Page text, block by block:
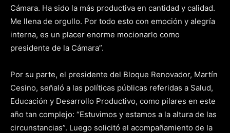
Cámara. Ha sido la más productiva en cantidad y calidad.
Me llena de orgullo. Por todo esto con emoción y alegría
interna, es un placer enorme mocionarlo como
presidente de la Cámara”.
Por su parte, el presidente del Bloque Renovador, Martín
Cesino, señaló a las políticas públicas referidas a Salud,
Educación y Desarrollo Productivo, como pilares en este
año tan complejo: “Estuvimos y estamos a la altura de las
circunstancias”. Luego solicitó el acompañamiento de la